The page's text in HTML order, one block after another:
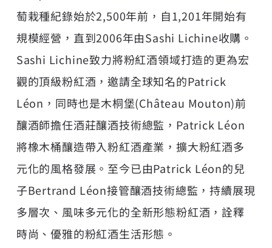
萄栽種紀錄始於2,500年前，自1,201年開始有
規模經營，直到2006年由Sashi Lichine收購。
Sashi Lichine致力將粉紅酒領域打造的更為宏
觀的頂級粉紅酒，邀請全球知名的Patrick
Léon，同時也是木桐堡(Château Mouton)前
釀酒師擔任酒莊釀酒技術總監，Patrick Léon
將橡木桶釀造帶入粉紅酒產業，擴大粉紅酒多
元化的風格發展。至今已由Patrick Léon的兒
子Bertrand Léon接管釀酒技術總監，持續展現
多層次、風味多元化的全新形態粉紅酒，詮釋
時尚、優雅的粉紅酒生活形態。